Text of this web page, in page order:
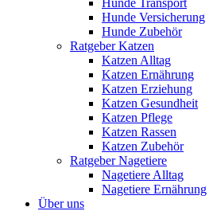
Hunde Versicherung
Hunde Zubehör
Ratgeber Katzen
Katzen Alltag
Katzen Ernährung
Katzen Erziehung
Katzen Gesundheit
Katzen Pflege
Katzen Rassen
Katzen Zubehör
Ratgeber Nagetiere
Nagetiere Alltag
Nagetiere Ernährung
Über uns